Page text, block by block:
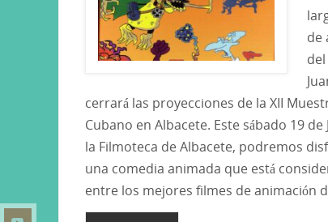
de
cerrará las proyecciones de la XII
Cubano en Albacete. Este sábado 19 de
la Filmoteca de Albacete, podremos
una comedia animada que está
entre los mejores filmes de animación